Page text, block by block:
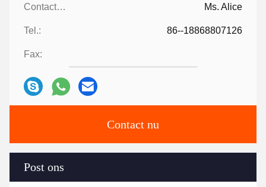
Contacten: Ms. Alice
Tel.: 86--18868807126
Fax:
Contact nu
Post ons